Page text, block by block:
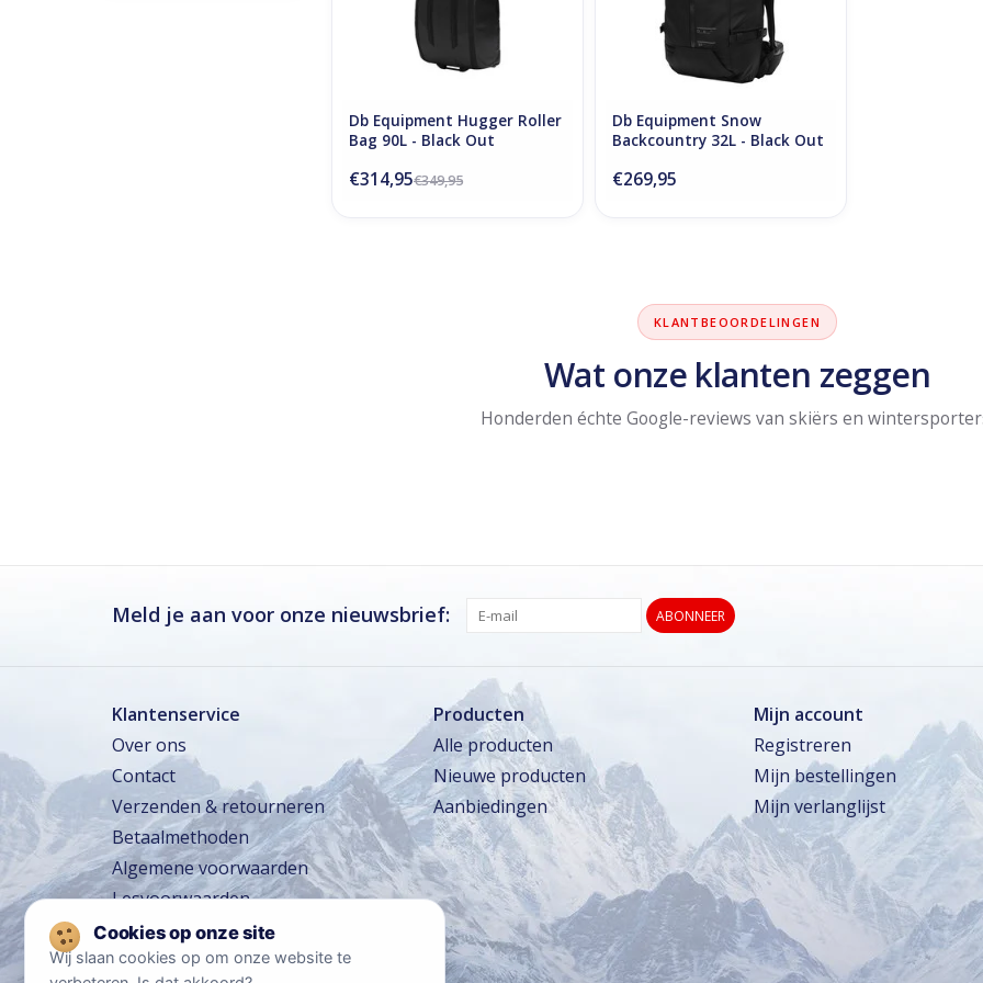
Db Equipment Hugger Roller
Bag 90L - Black Out
€349,95
€314,95
Db Equipment Snow
Backcountry 32L - Black Out
€269,95
KLANTBEOORDELINGEN
Wat onze klanten zeggen
Honderden échte Google-reviews van skiërs en
Meld je aan voor onze nieuwsbrief: ABONNEER
Klantenservice
Over ons
Contact
Verzenden & retourneren
Betaalmethoden
Algemene voorwaarden
Lesvoorwaarden
Reisvoorwaarden
Privacy policy
Producten
Alle producten
Nieuwe producten
Aanbiedingen
Mijn account
Registreren
Mijn bestellingen
Mijn verlanglijst
Wij slaan cookies op om onze website te
Gesloten
TOT 16 AUG Zomervakantie
Gesloten
13 SEP – 16 SEP Winkeltraining
Beperkt geopend
14 OKT – 17 OKT Lerarentraining
Beperkt geopend
24 DEC Kerstavond